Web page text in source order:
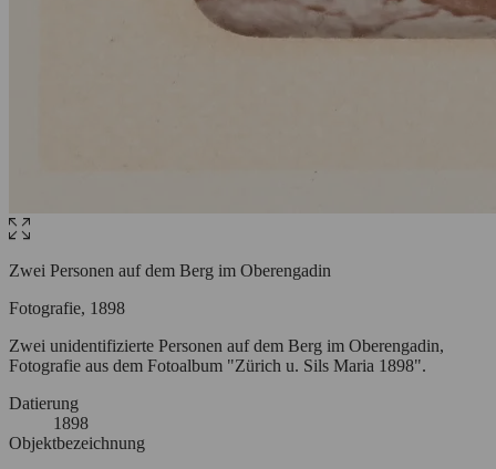
Zwei Personen auf dem Berg im Oberengadin
Fotografie, 1898
Zwei unidentifizierte Personen auf dem Berg im Oberengadin,
Fotografie aus dem Fotoalbum "Zürich u. Sils Maria 1898".
Datierung
1898
Objektbezeichnung